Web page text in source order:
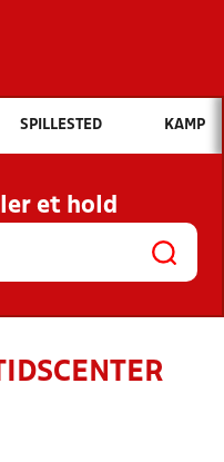
Hvad vil du søge efter?
OG NYHEDER
KLUBBER OG
SPILLESTED KAMP
et hold